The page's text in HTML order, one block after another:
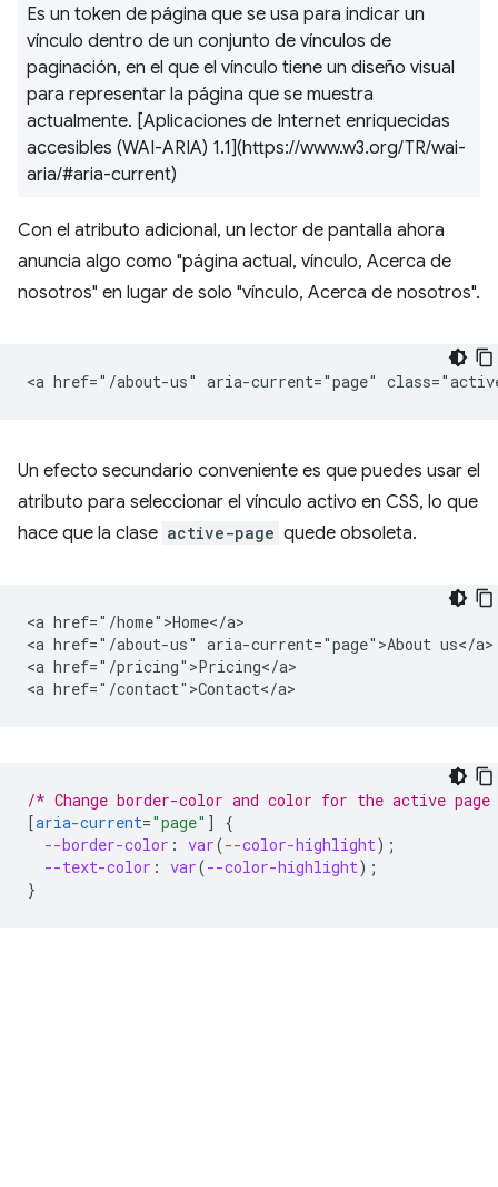
Es un token de página que se usa para indicar un
vínculo dentro de un conjunto de vínculos de
paginación, en el que el vínculo tiene un diseño visual
para representar la página que se muestra
actualmente. [Aplicaciones de Internet enriquecidas
accesibles (WAI-ARIA) 1.1](https://www.w3.org/TR/wai-
aria/#aria-current)
Con el atributo adicional, un lector de pantalla ahora
anuncia algo como "página actual, vínculo, Acerca de
nosotros" en lugar de solo "vínculo, Acerca de nosotros".
Un efecto secundario conveniente es que puedes usar el
atributo para seleccionar el vínculo activo en CSS, lo que
hace que la clase active-page quede obsoleta.
<a href="/home">Home</a>
<a href="/about-us" aria-current="page">About us</a>
<a href="/pricing">Pricing</a>
/* Change border-color and color for the active
[aria-current="page" ]
{
--border-color : var(--color-highlight);
--text-color : var(--color-highlight);
}